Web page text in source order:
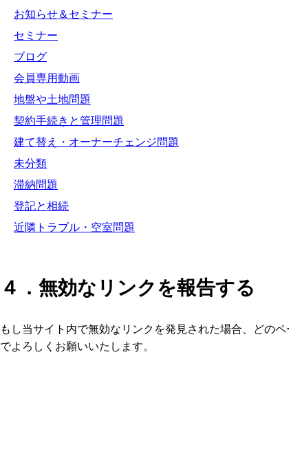
お知らせ＆セミナー
セミナー
ブログ
会員専用動画
地盤や土地問題
契約手続きと管理問題
建て替え・オーナーチェンジ問題
未分類
滞納問題
登記と相続
近隣トラブル・空室問題
４．無効なリンクを報告する
もし当サイト内で無効なリンクを発見された場合、どの
でよろしくお願いいたします。